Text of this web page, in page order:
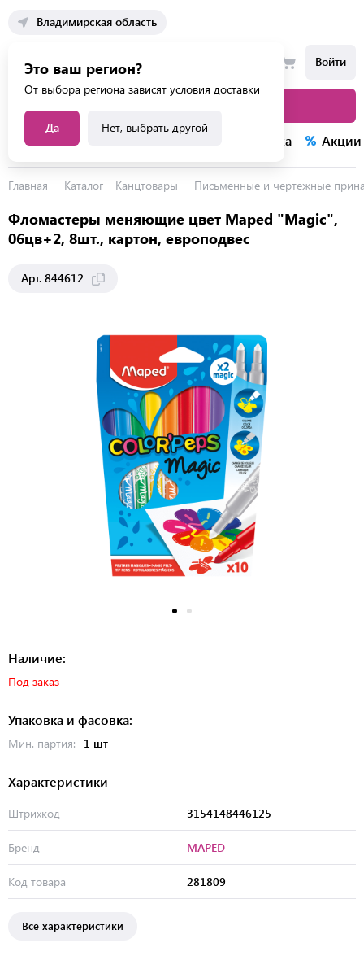
Владимирская область
Это ваш регион?
От выбора региона зависят условия доставки
Да Нет, выбрать другой
Войти
Каталог услуг Распродажа Акции
Главная Каталог Канцтовары Письменные и чертежные
Фломастеры меняющие цвет Maped "Magic",
06цв+2, 8шт., картон, европодвес
Арт. 844612
Наличие:
Под заказ
Упаковка и фасовка:
Мин. партия: 1 шт
Характеристики
Штрихкод 3154148446125
Бренд MAPED
Код товара 281809
Все характеристики